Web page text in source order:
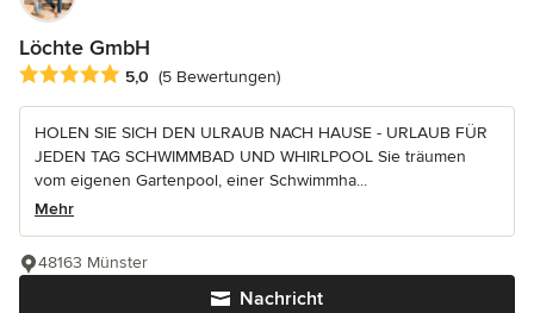
Löchte GmbH
Durchschnittliche Bewertung: 5 von 5 Sternen
5,0 (5 Bewertungen)
HOLEN SIE SICH DEN ULRAUB NACH HAUSE - URLAUB FÜR
JEDEN TAG SCHWIMMBAD UND WHIRLPOOL Sie träumen
vom eigenen Gartenpool, einer Schwimmha...
Mehr
Nachricht
48163 Münster